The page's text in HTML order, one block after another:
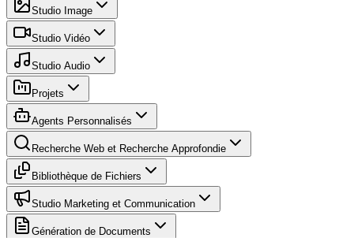
Studio Image
Studio Vidéo
Studio Audio
Projets
Agents Personnalisés
Recherche Web et Recherche Approfondie
Bibliothèque de Fichiers
Studio Marketing et Communication
Génération de Documents